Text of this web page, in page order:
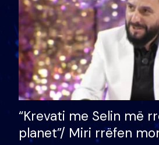
“Krevati me Selin më
planet”/ Miri rrëfen